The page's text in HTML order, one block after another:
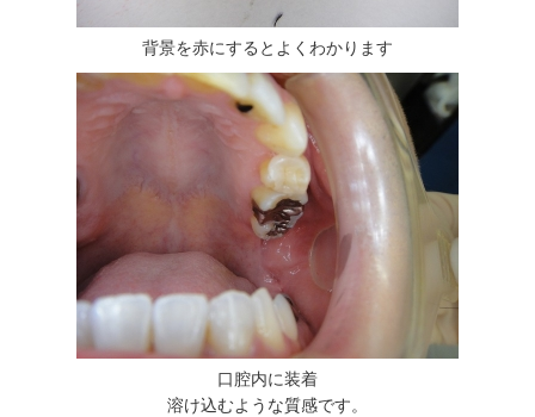
背景を赤にするとよくわかります
口腔内に装着
溶け込むような質感です。